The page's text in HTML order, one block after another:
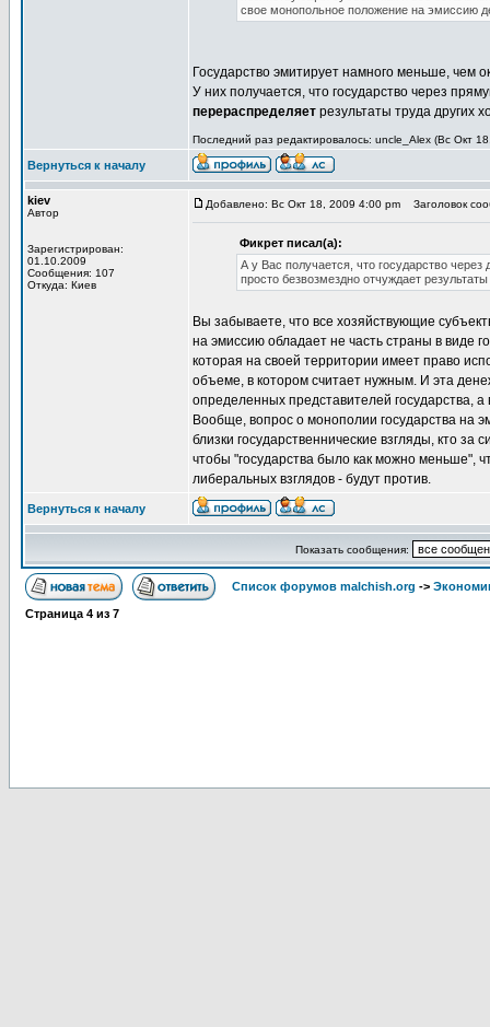
свое монопольное положение на эмиссию
Государство эмитирует намного меньше, чем
У них получается, что государство через
перераспределяет результаты труда других
Последний раз редактировалось: uncle_Alex (Вс Окт
Вернуться к началу
kiev
Автор
Зарегистрирован:
01.10.2009
Сообщения: 107
Откуда: Киев
Добавлено: Вс Окт 18, 2009 4:00 pm Заголовок
Фикрет писал(а):
А у Вас получается, что государство
просто безвозмездно отчуждает
Вы забываете, что все хозяйствующие
на эмиссию обладает не часть страны в виде
которая на своей территории имеет право
объеме, в котором считает нужным. И эта
определенных представителей государства,
Вообще, вопрос о монополии государства на
близки государственнические взгляды, кто
чтобы "государства было как можно меньше",
либеральных взглядов - будут против.
Вернуться к началу
Показать сообщения:
Список форумов malchish.org ->
Страница 4 из 7